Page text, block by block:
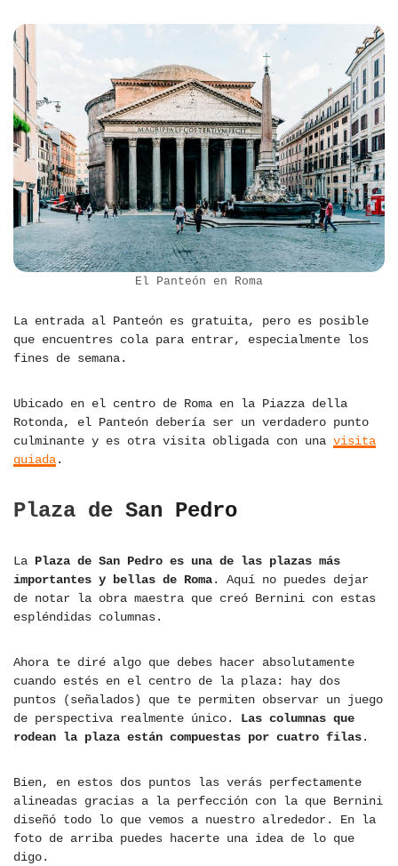
El Panteón en Roma
La entrada al Panteón es gratuita, pero es posible
que encuentres cola para entrar, especialmente los
fines de semana.
Ubicado en el centro de Roma en la Piazza della
Rotonda, el Panteón debería ser un verdadero punto
culminante y es otra visita obligada con una visita
guiada.
Plaza de San Pedro
La Plaza de San Pedro es una de las plazas más
importantes y bellas de Roma. Aquí no puedes dejar
de notar la obra maestra que creó Bernini con estas
espléndidas columnas.
Ahora te diré algo que debes hacer absolutamente
cuando estés en el centro de la plaza: hay dos
puntos (señalados) que te permiten observar un juego
de perspectiva realmente único. Las columnas que
rodean la plaza están compuestas por cuatro filas.
Bien, en estos dos puntos las verás perfectamente
alineadas gracias a la perfección con la que Bernini
diseñó todo lo que vemos a nuestro alrededor. En la
foto de arriba puedes hacerte una idea de lo que
digo.